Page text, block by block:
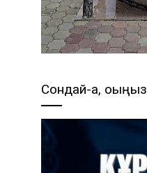
Сондай-ақ,